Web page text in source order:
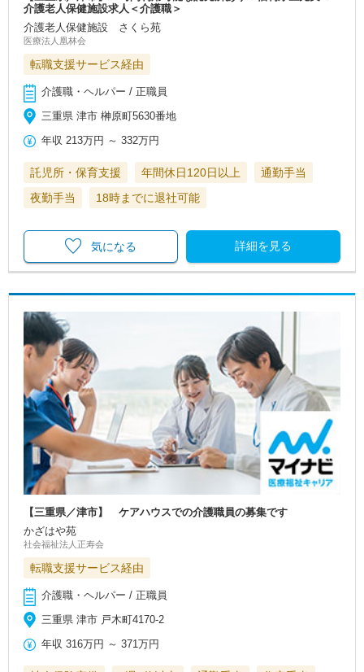
介護老人保健施設求人＜介護職＞
介護老人保健施設 さくら苑
医療法人凰林会
転職支援サービス経由
介護職・ヘルパー / 正職員
三重県 津市 榊原町5630番地
年収 213万円 ～332万円
託児所・保育支援 年間休日120日以上
通勤手当
夜勤手当
18時までに退社可能
詳細を見る
気になる
【三重県／津市】 ケアハウスでの介護職員の募集です
かざはや苑
社会福祉法人正寿会
転職支援サービス経由
介護職・ヘルパー / 正職員
三重県 津市 戸木町4170-2
年収 316万円 ～371万円